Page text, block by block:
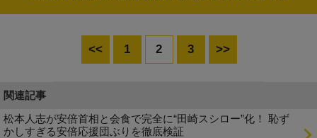
<< 1 2 3 >>
関連記事
松本人志が安倍首相と会食で完全に“田崎スシロー”化！ 恥ず
かしすぎる安倍応援団ぶりを徹底検証